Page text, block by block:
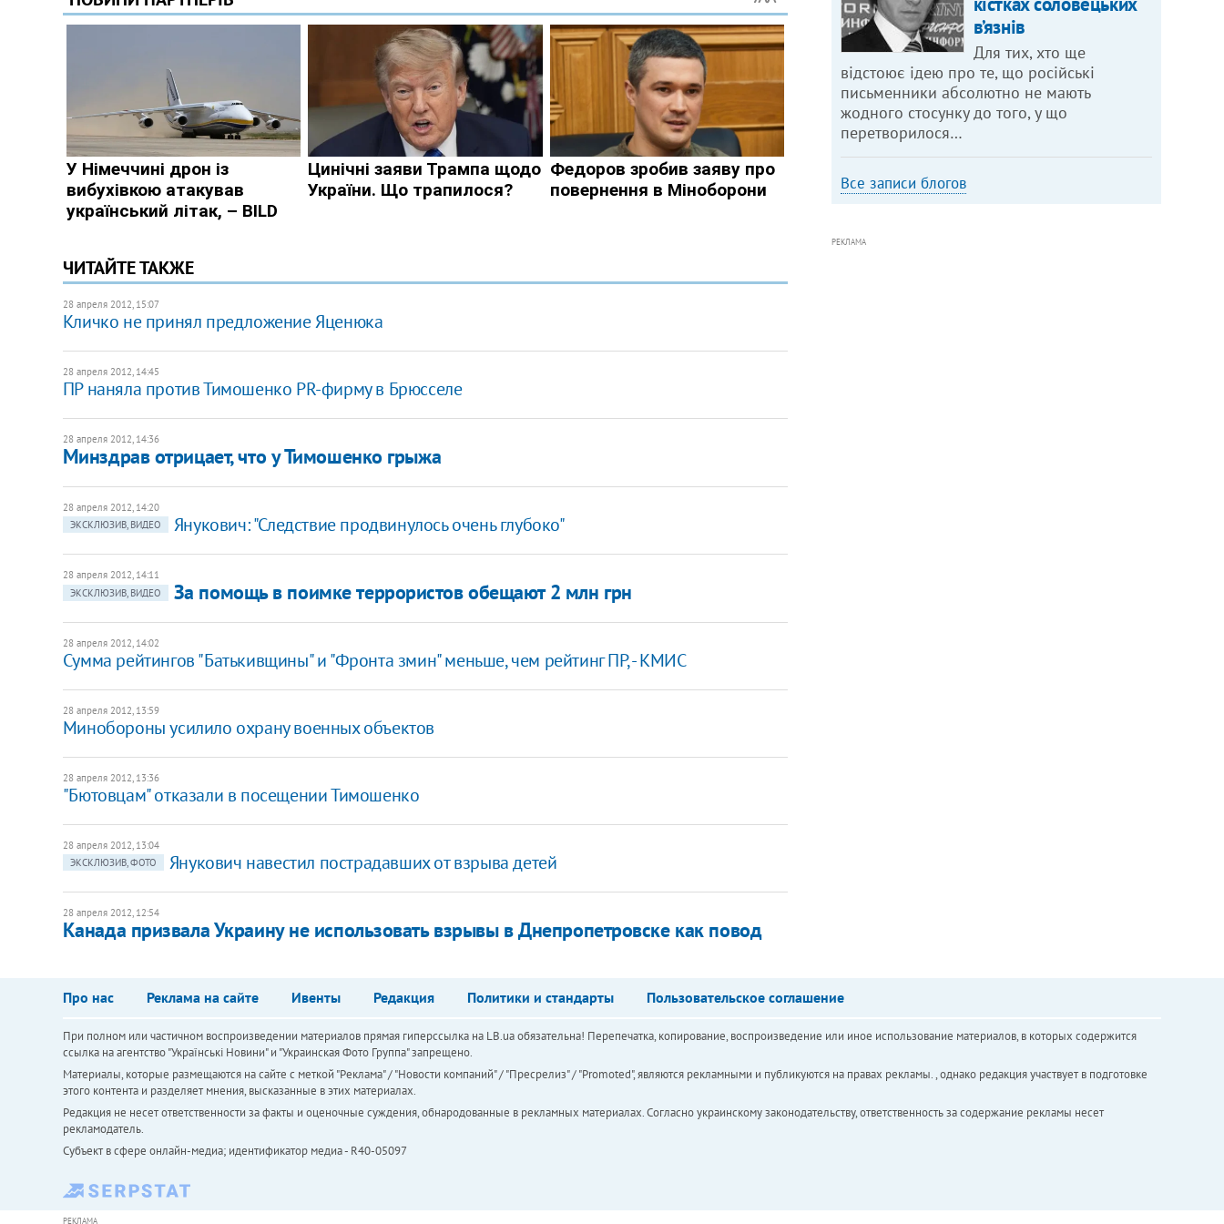
ЧИТАЙТЕ ТАКЖЕ
28 апреля 2012, 15:07
Кличко не принял предложение Яценюка
28 апреля 2012, 14:45
ПР наняла против Тимошенко PR-фирму в Брюсселе
28 апреля 2012, 14:36
Минздрав отрицает, что у Тимошенко грыжа
28 апреля 2012, 14:20
ЭКСКЛЮЗИВ, ВИДЕО
Янукович: "Следствие продвинулось очень глубоко"
28 апреля 2012, 14:11
ЭКСКЛЮЗИВ, ВИДЕО
За помощь в поимке террористов обещают 2 млн грн
28 апреля 2012, 14:02
Сумма рейтингов "Батькивщины" и "Фронта змин" меньше, чем рейтинг ПР, - КМИС
28 апреля 2012, 13:59
Минобороны усилило охрану военных объектов
28 апреля 2012, 13:36
"Бютовцам" отказали в посещении Тимошенко
28 апреля 2012, 13:04
ЭКСКЛЮЗИВ, ФОТО
Янукович навестил пострадавших от взрыва детей
28 апреля 2012, 12:54
Канада призвала Украину не использовать взрывы в Днепропетровске как повод
в’язнів
Для тих, хто ще
відстоює ідею про те, що російські
письменники абсолютно не мають
жодного стосунку до того, у що
перетворилося…
Все записи блогов
РЕКЛАМА
Про нас Реклама на сайте Ивенты Редакция Политики и стандарты Пользовательское соглашение
При полном или частичном воспроизведении материалов прямая гиперссылка на LB.ua обязательна! Перепечатка, копирование, воспроизведение или иное использование материалов, в которых содержится
ссылка на агентство "Українськi Новини" и "Украинская Фото Группа" запрещено.
Материалы, которые размещаются на сайте с меткой "Реклама" / "Новости компаний" / "Пресрелиз" / "Promoted", являются рекламными и публикуются на правах рекламы. , однако редакция участвует в подготовке
этого контента и разделяет мнения, высказанные в этих материалах.
Редакция не несет ответственности за факты и оценочные суждения, обнародованные в рекламных материалах. Согласно украинскому законодательству, ответственность за содержание рекламы несет
рекламодатель.
Субъект в сфере онлайн-медиа; идентификатор медиа - R40-05097
РЕКЛАМА